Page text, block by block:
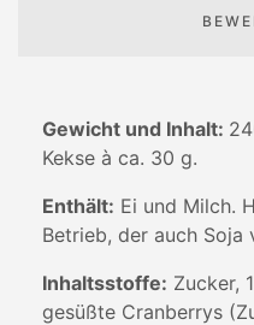
Gewicht und Inhalt:
Kekse à ca. 30 g.
Enthält: Ei und Milch.
Betrieb, der auch Soja
Inhaltsstoffe: Zucker,
gesüßte Cranberrys